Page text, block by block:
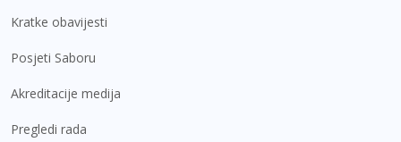
Kratke obavijesti
Posjeti Saboru
Akreditacije medija
Pregledi rada